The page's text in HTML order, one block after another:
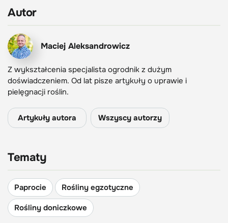
Autor
Maciej Aleksandrowicz
Z wykształcenia specjalista ogrodnik z dużym
doświadczeniem. Od lat pisze artykuły o uprawie i
pielęgnacji roślin.
Artykuły autora Wszyscy autorzy
Tematy
Paprocie
Rośliny egzotyczne
Rośliny doniczkowe